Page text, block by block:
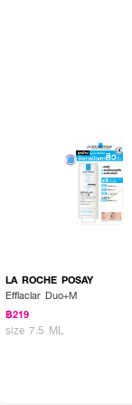
ใช้ทาเช้า–เย็น บนผิวที่ล้า
LA ROCHE POSAY
Efflaclar Duo+M
฿219
size 7.5 ML